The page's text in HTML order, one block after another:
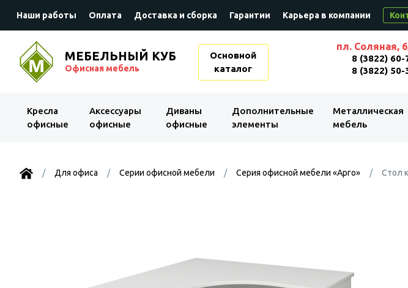
Наши работы Оплата Доставка и сборка Гарантии Карьера в компании
МЕБЕЛЬНЫЙ КУБ
Офисная мебель
Основной
каталог
пл. Соляная,
8 (3822) 60-
8 (3822) 50-
Kресла
офисные
Аксессуары
офисные
Диваны
офисные
Дополнительные
элементы
Металлическая
мебель
Для офиса Серии офисной мебели Серия офисной мебели «Арго» Стол